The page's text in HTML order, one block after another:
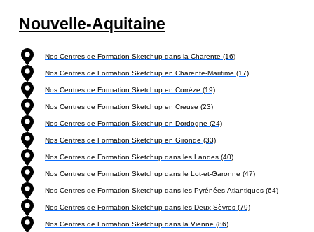
Nouvelle-Aquitaine
Nos Centres de Formation Sketchup dans la Charente (16)
Nos Centres de Formation Sketchup en Charente-Maritime (17)
Nos Centres de Formation Sketchup en Corrèze (19)
Nos Centres de Formation Sketchup en Creuse (23)
Nos Centres de Formation Sketchup en Dordogne (24)
Nos Centres de Formation Sketchup en Gironde (33)
Nos Centres de Formation Sketchup dans les Landes (40)
Nos Centres de Formation Sketchup dans le Lot-et-Garonne (47)
Nos Centres de Formation Sketchup dans les Pyrénées-Atlantiques (64)
Nos Centres de Formation Sketchup dans les Deux-Sèvres (79)
Nos Centres de Formation Sketchup dans la Vienne (86)